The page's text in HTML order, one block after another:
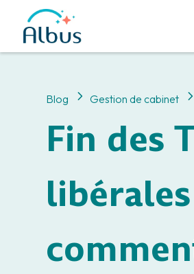
Blog 5 Gestion de cabinet 5
Fin des